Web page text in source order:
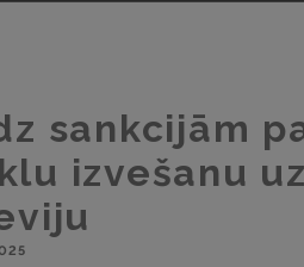
sankcijām
izvešanu uz